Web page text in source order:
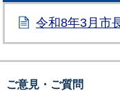
令和8年3月市
ご意見・ご質問